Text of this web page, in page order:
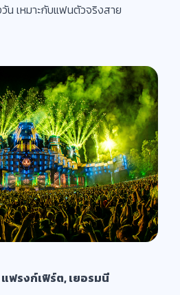
น เหมาะกับแฟนตัวจริงสาย
ฟรงก์เฟิร์ต, เยอรมนี